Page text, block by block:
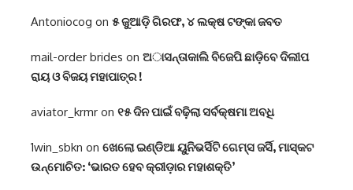
Antoniocog on ୫ ଜୁଆଡ଼ି ଗିରଫ, ୪ ଲକ୍ଷ ଟଙ୍କା ଜବତ
mail-order brides on ଅାସନ୍ତାକାଲି ବିଜେପି ଛାଡ଼ିବେ ଦିଲୀପ
ରାୟ ଓ ବିଜୟ ମହାପାତ୍ର !
aviator_krmr on ୧୫ ଦିନ ପାଇଁ ବଢ଼ିଲା ସର୍ବକ୍ଷମା ଅବଧି
1win_sbkn on ଖେଲୋ ଇଣ୍ଡିଆ ୟୁନିଭର୍ସିଟି ଗେମ୍ସ ଜର୍ସି, ମାସ୍କଟ
ଉନ୍ମୋଚିତ: ‘ଭାରତ ହେବ କ୍ରୀଡ଼ାର ମହାଶକ୍ତି’